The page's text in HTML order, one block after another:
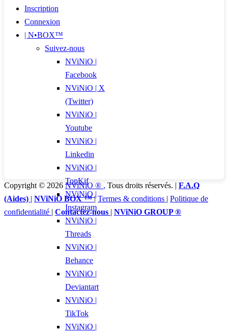
Copyright © 2026 NViNiO ® , Tous droits réservés. | F.A.Q
(Aides) | NViNiO BOX ™|Termes & conditions | Politique de
confidentialité | Contactez-nous | NViNiO GROUP ®
Inscription
Connexion
| N•BOX™
Suivez-nous
NViNiO |
Facebook
NViNiO | X
(Twitter)
NViNiO |
Youtube
NViNiO |
Linkedin
NViNiO |
TopKif
NViNiO |
Instagram
NViNiO |
Threads
NViNiO |
Behance
NViNiO |
Deviantart
NViNiO |
TikTok
NViNiO |